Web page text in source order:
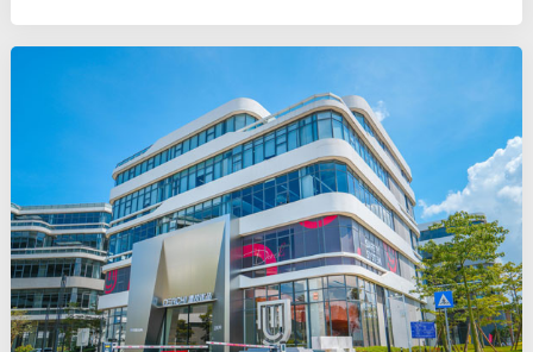
温莎城堡Y136系统断桥平开窗的设计线条